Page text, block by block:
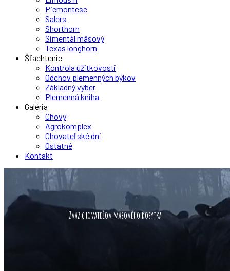
Piemontese
Salers
Shorthorn
Simentál mäsový
Texas longhorn
Šľachtenie
Kontrola úžitkovosti
Odchov plemenných býkov
Základný výber
Plemenná kniha
Galéria
Chovy
Agrokomplex
Chovateľské dni
Ostatné
Kontakt
Zväz chovateľov mäsového dobytka